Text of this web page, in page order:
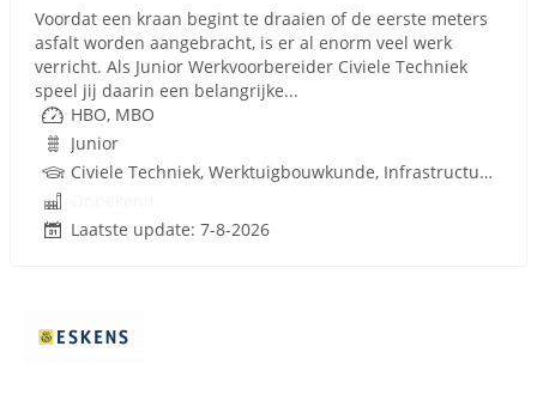
Voordat een kraan begint te draaien of de eerste meters
asfalt worden aangebracht, is er al enorm veel werk
verricht. Als Junior Werkvoorbereider Civiele Techniek
speel jij daarin een belangrijke...
HBO, MBO
Junior
Civiele Techniek, Werktuigbouwkunde, Infrastructuur, Infra, Techniek
Laatste update: 7-8-2026